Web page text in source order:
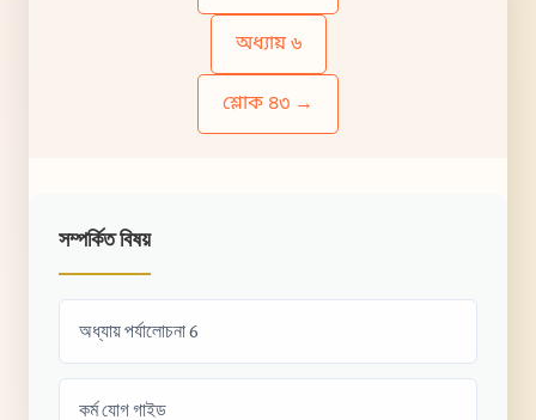
অধ্যায় ৬
শ্লোক ৪৩ →
সম্পর্কিত বিষয়
অধ্যায় পর্যালোচনা 6
কর্ম যোগ গাইড